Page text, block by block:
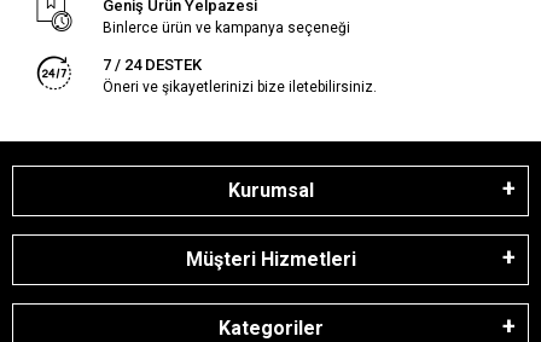
Geniş Ürün Yelpazesi
Binlerce ürün ve kampanya seçeneği
7 / 24 DESTEK
Öneri ve şikayetlerinizi bize iletebilirsiniz.
Kurumsal
Müşteri Hizmetleri
Kategoriler